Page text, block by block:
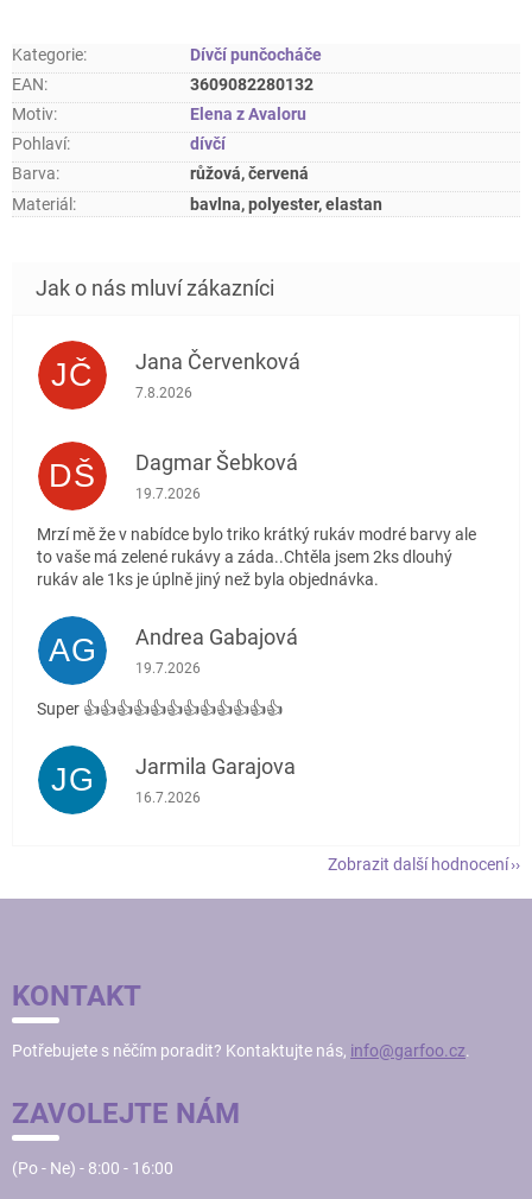
Kategorie:
Dívčí punčocháče
EAN:
3609082280132
Motiv:
Elena z Avaloru
Pohlaví:
dívčí
Barva:
růžová, červená
Materiál : bavlna, polyester, elastan
JČ Jana Červenková
Hodnocení obchodu je 5 z 5 hvězdiček.
7.8.2026
DŠ Dagmar Šebková
Hodnocení obchodu je 4 z 5 hvězdiček.
19.7.2026
Mrzí mě že v nabídce bylo triko krátký rukáv modré barvy ale
to vaše má zelené rukávy a záda..Chtěla jsem 2ks dlouhý
rukáv ale 1ks je úplně jiný než byla objednávka.
AG Andrea Gabajová
Hodnocení obchodu je 5 z 5 hvězdiček.
19.7.2026
Super 👍👍👍👍👍👍👍👍👍👍👍👍
JG Jarmila Garajova
Hodnocení obchodu je 5 z 5 hvězdiček.
16.7.2026
Zobrazit další hodnocení
A
T
KONTAKT
Potřebujete s něčím poradit? Kontaktujte nás, info@garfoo.cz.
ZAVOLEJTE NÁM
(Po - Ne) - 8:00 - 16:00